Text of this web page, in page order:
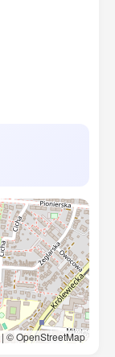
| © OpenStreetMap